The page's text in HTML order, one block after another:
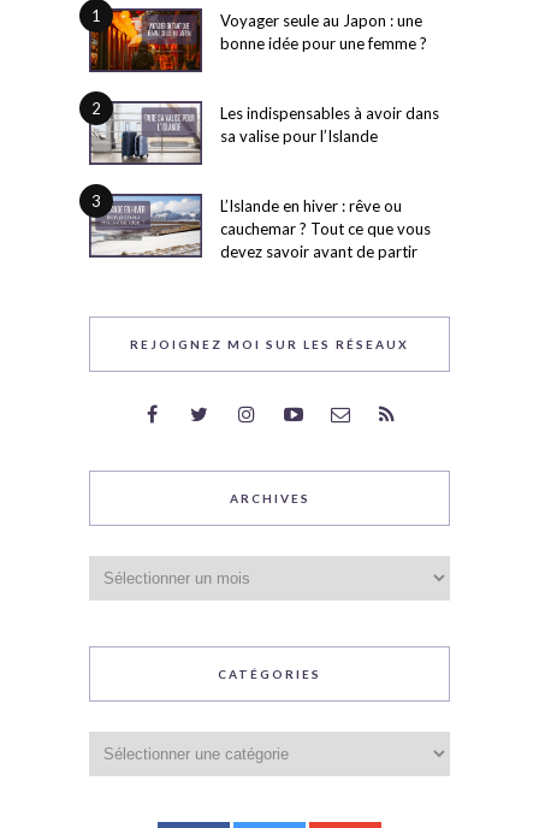
1
Voyager seule au Japon : une
bonne idée pour une femme ?
2
Les indispensables à avoir dans
sa valise pour l’Islande
3
L’Islande en hiver : rêve ou
cauchemar ? Tout ce que vous
devez savoir avant de partir
REJOIGNEZ MOI SUR LES RÉSEAUX
ARCHIVES
CATÉGORIES